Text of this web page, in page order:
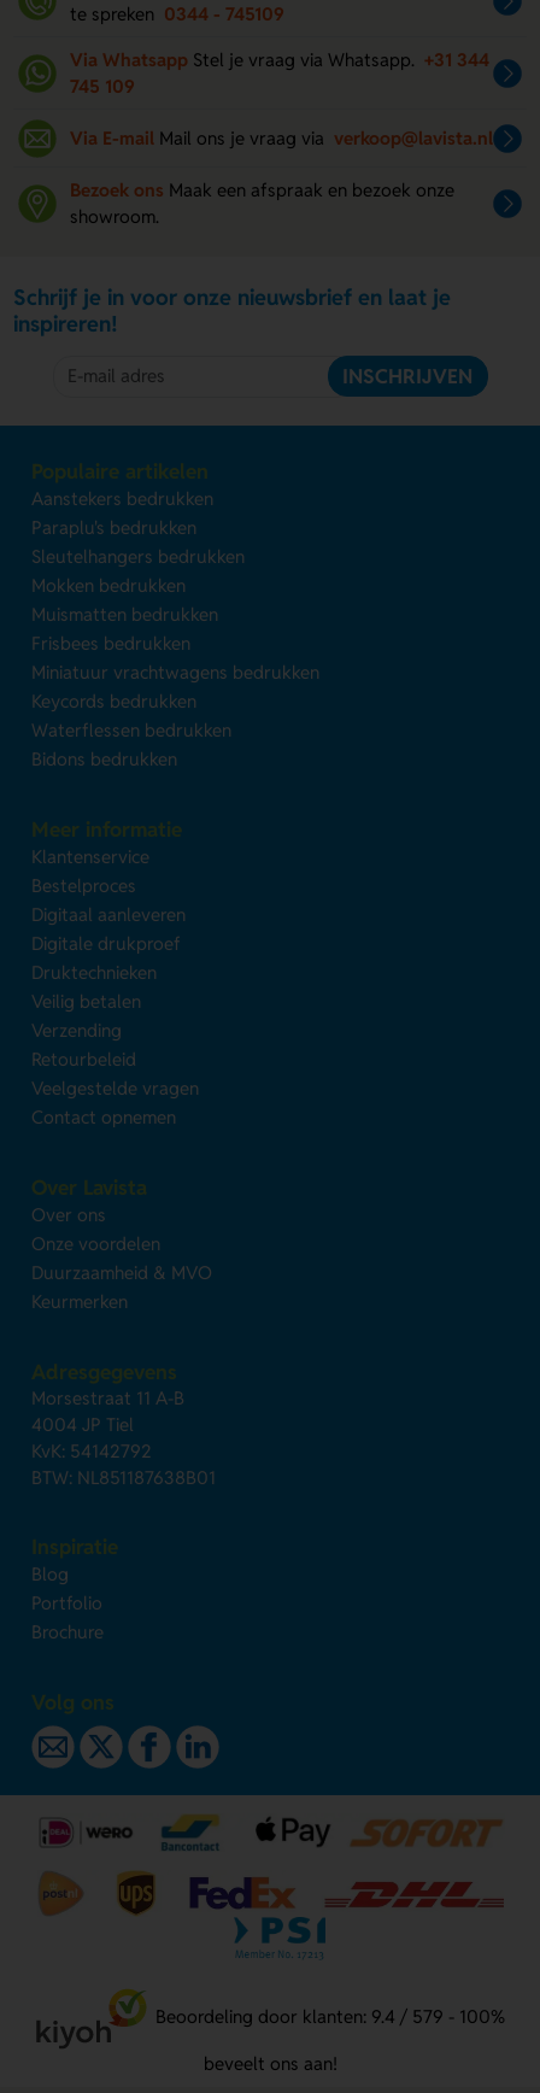
te spreken 0344 - 745109
Via Whatsapp Stel je vraag via Whatsapp. +31 344
745 109
Via E-mail Mail ons je vraag via verkoop@lavista.nl
Bezoek ons Maak een afspraak en bezoek onze
showroom.
Schrijf je in voor onze nieuwsbrief en laat je
inspireren!
INSCHRIJVEN
Populaire artikelen
Aanstekers bedrukken
Paraplu's bedrukken
Sleutelhangers bedrukken
Mokken bedrukken
Muismatten bedrukken
Frisbees bedrukken
Miniatuur vrachtwagens bedrukken
Keycords bedrukken
Waterflessen bedrukken
Bidons bedrukken
Meer informatie
Klantenservice
Bestelproces
Digitaal aanleveren
Digitale drukproef
Druktechnieken
Veilig betalen
Verzending
Retourbeleid
Veelgestelde vragen
Contact opnemen
Over Lavista
Over ons
Onze voordelen
Duurzaamheid & MVO
Keurmerken
Adresgegevens
Morsestraat 11 A-B
4004 JP Tiel
KvK: 54142792
BTW: NL851187638B01
Inspiratie
Blog
Portfolio
Brochure
Volg ons
Beoordeling door klanten: 9.4 / 579 - 100%
beveelt ons aan!